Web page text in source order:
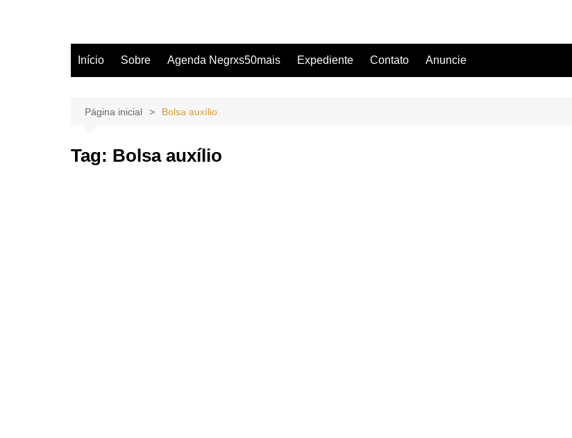
Início Sobre Agenda Negrxs50mais Expediente Contato Anuncie
Página inicial Bolsa auxílio
Tag: Bolsa auxílio